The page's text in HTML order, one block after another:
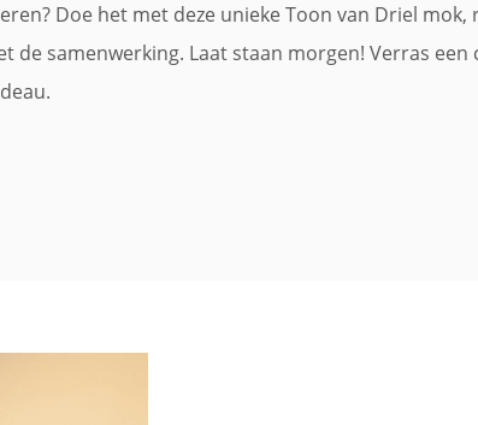
Doe het met deze unieke Toon van Driel
de samenwerking. Laat staan morgen! Verras